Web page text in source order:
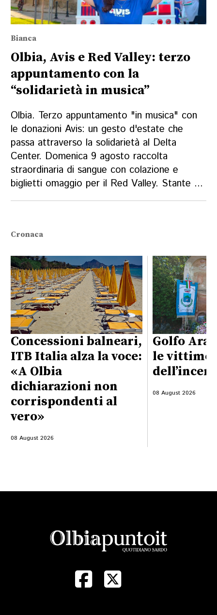
Bianca
Olbia, Avis e Red Valley: terzo
appuntamento con la
“solidarietà in musica”
Olbia. Terzo appuntamento "in musica" con
le donazioni Avis: un gesto d'estate che
passa attraverso la solidarietà al Delta
Center. Domenica 9 agosto raccolta
straordinaria di sangue con colazione e
biglietti omaggio per il Red Valley. Stante ...
Cronaca
Concessioni balneari,
ITB Italia alza la voce:
«A Olbia
dichiarazioni non
corrispondenti al
vero»
08 August 2026
Golfo
le vittime
08 August 2026